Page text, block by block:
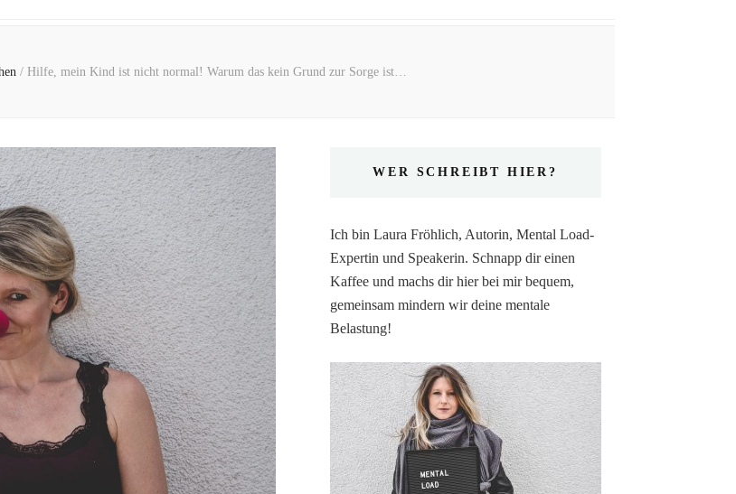
/ Hilfe, mein Kind ist nicht normal! Warum das kein Grund zur Sorge ist…
WER SCHREIBT HIER?
Ich bin Laura Fröhlich, Autorin, Mental Load-
Expertin und Speakerin. Schnapp dir einen
Kaffee und machs dir hier bei mir bequem,
gemeinsam mindern wir deine mentale
Belastung!